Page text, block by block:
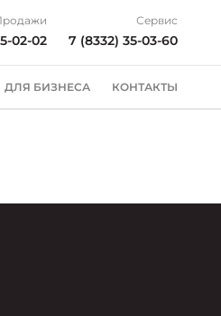
02-02
Сервис
7 (8332) 35-03-60
ДЛЯ БИЗНЕСА КОНТАКТЫ